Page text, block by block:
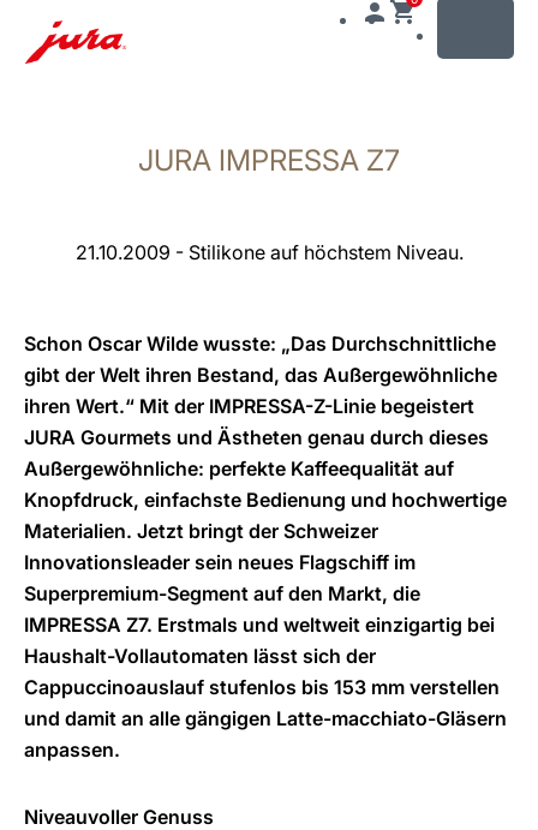
wechseln
JURA IMPRESSA Z7
21.10.2009 - Stilikone auf höchstem Niveau.
Schon Oscar Wilde wusste: „Das Durchschnittliche
gibt der Welt ihren Bestand, das Außergewöhnliche
ihren Wert.“ Mit der IMPRESSA-Z-Linie begeistert
JURA Gourmets und Ästheten genau durch dieses
Außergewöhnliche: perfekte Kaffeequalität auf
Knopfdruck, einfachste Bedienung und hochwertige
Materialien. Jetzt bringt der Schweizer
Innovationsleader sein neues Flagschiff im
Superpremium-Segment auf den Markt, die
IMPRESSA Z7. Erstmals und weltweit einzigartig bei
Haushalt-Vollautomaten lässt sich der
Cappuccinoauslauf stufenlos bis 153 mm verstellen
und damit an alle gängigen Latte-macchiato-Gläsern
anpassen.
Niveauvoller Genuss